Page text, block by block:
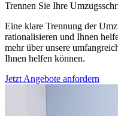
Trennen Sie Ihre
Eine klare Trennung der
rationalisieren und Ihnen
mehr über unsere
Ihnen helfen können.
Jetzt Angebote anfordern